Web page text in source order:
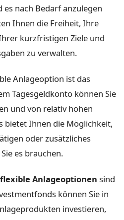
nach Bedarf anzulegen
Ihnen die Freiheit, Ihre
kurzfristigen Ziele und
zu verwalten.
Anlageoption ist das
Tagesgeldkonto können Sie
und von relativ hohen
bietet Ihnen die Möglichkeit,
oder zusätzliches
es brauchen.
flexible Anlageoptionen sind
können Sie in
investieren,